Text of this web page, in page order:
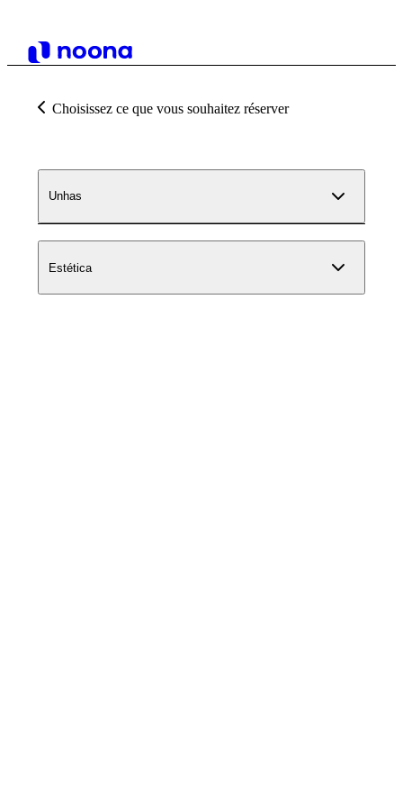
Choisissez ce que vous souhaitez réserver
Unhas
Estética